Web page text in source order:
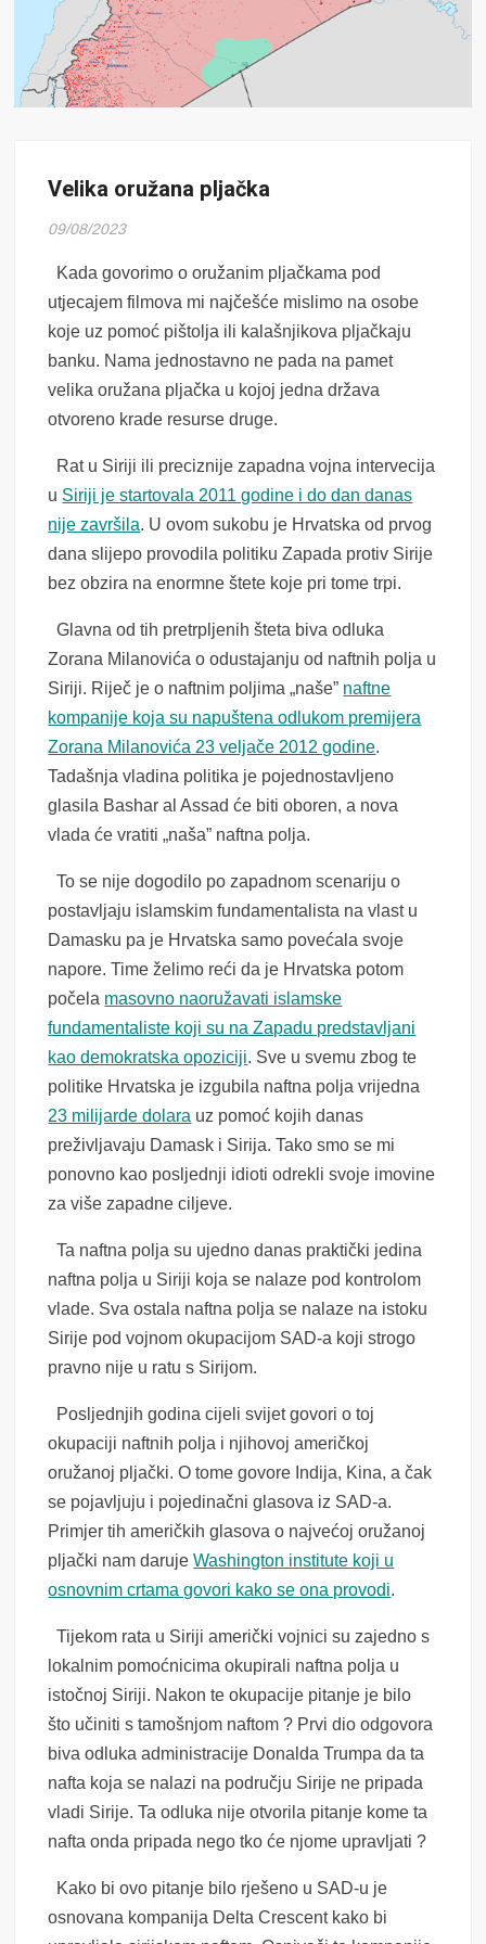
Velika oružana pljačka
09/08/2023
Kada govorimo o oružanim pljačkama pod
utjecajem filmova mi najčešće mislimo na osobe
koje uz pomoć pištolja ili kalašnjikova pljačkaju
banku. Nama jednostavno ne pada na pamet
velika oružana pljačka u kojoj jedna država
otvoreno krade resurse druge.
Rat u Siriji ili preciznije zapadna vojna intervecija
u Siriji je startovala 2011 godine i do dan danas
nije završila. U ovom sukobu je Hrvatska od prvog
dana slijepo provodila politiku Zapada protiv Sirije
bez obzira na enormne štete koje pri tome trpi.
Glavna od tih pretrpljenih šteta biva odluka
Zorana Milanovića o odustajanju od naftnih polja u
Siriji. Riječ je o naftnim poljima „naše” naftne
kompanije koja su napuštena odlukom premijera
Zorana Milanovića 23 veljače 2012 godine.
Tadašnja vladina politika je pojednostavljeno
glasila Bashar al Assad će biti oboren, a nova
vlada će vratiti „naša” naftna polja.
To se nije dogodilo po zapadnom scenariju o
postavljaju islamskim fundamentalista na vlast u
Damasku pa je Hrvatska samo povećala svoje
napore. Time želimo reći da je Hrvatska potom
počela masovno naoružavati islamske
fundamentaliste koji su na Zapadu predstavljani
kao demokratska opoziciji. Sve u svemu zbog te
politike Hrvatska je izgubila naftna polja vrijedna
23 milijarde dolara uz pomoć kojih danas
preživljavaju Damask i Sirija. Tako smo se mi
ponovno kao posljednji idioti odrekli svoje imovine
za više zapadne ciljeve.
Ta naftna polja su ujedno danas praktički jedina
naftna polja u Siriji koja se nalaze pod kontrolom
vlade. Sva ostala naftna polja se nalaze na istoku
Sirije pod vojnom okupacijom SAD-a koji strogo
pravno nije u ratu s Sirijom.
Posljednjih godina cijeli svijet govori o toj
okupaciji naftnih polja i njihovoj američkoj
oružanoj pljački. O tome govore Indija, Kina, a čak
se pojavljuju i pojedinačni glasova iz SAD-a.
Primjer tih američkih glasova o najvećoj oružanoj
pljački nam darujeWashington institute koji u
osnovnim crtama govori kako se ona provodi.
Tijekom rata u Siriji američki vojnici su zajedno s
lokalnim pomoćnicima okupirali naftna polja u
istočnoj Siriji. Nakon te okupacije pitanje je bilo
što učiniti s tamošnjom naftom ? Prvi dio odgovora
biva odluka administracije Donalda Trumpa da ta
nafta koja se nalazi na području Sirije ne pripada
vladi Sirije. Ta odluka nije otvorila pitanje kome ta
nafta onda pripada nego tko će njome upravljati ?
Kako bi ovo pitanje bilo rješeno u SAD-u je
osnovana kompanija Delta Crescent kako bi